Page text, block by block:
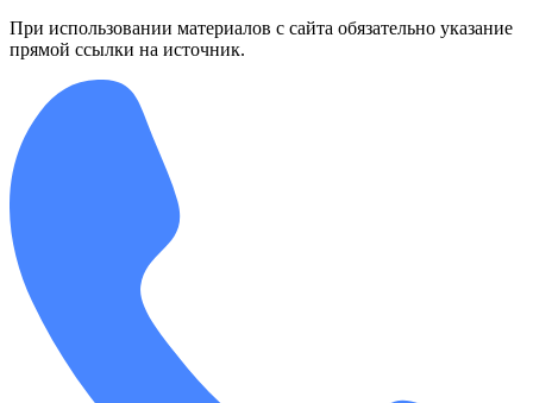
При использовании материалов с сайта обязательно указание
прямой ссылки на источник.